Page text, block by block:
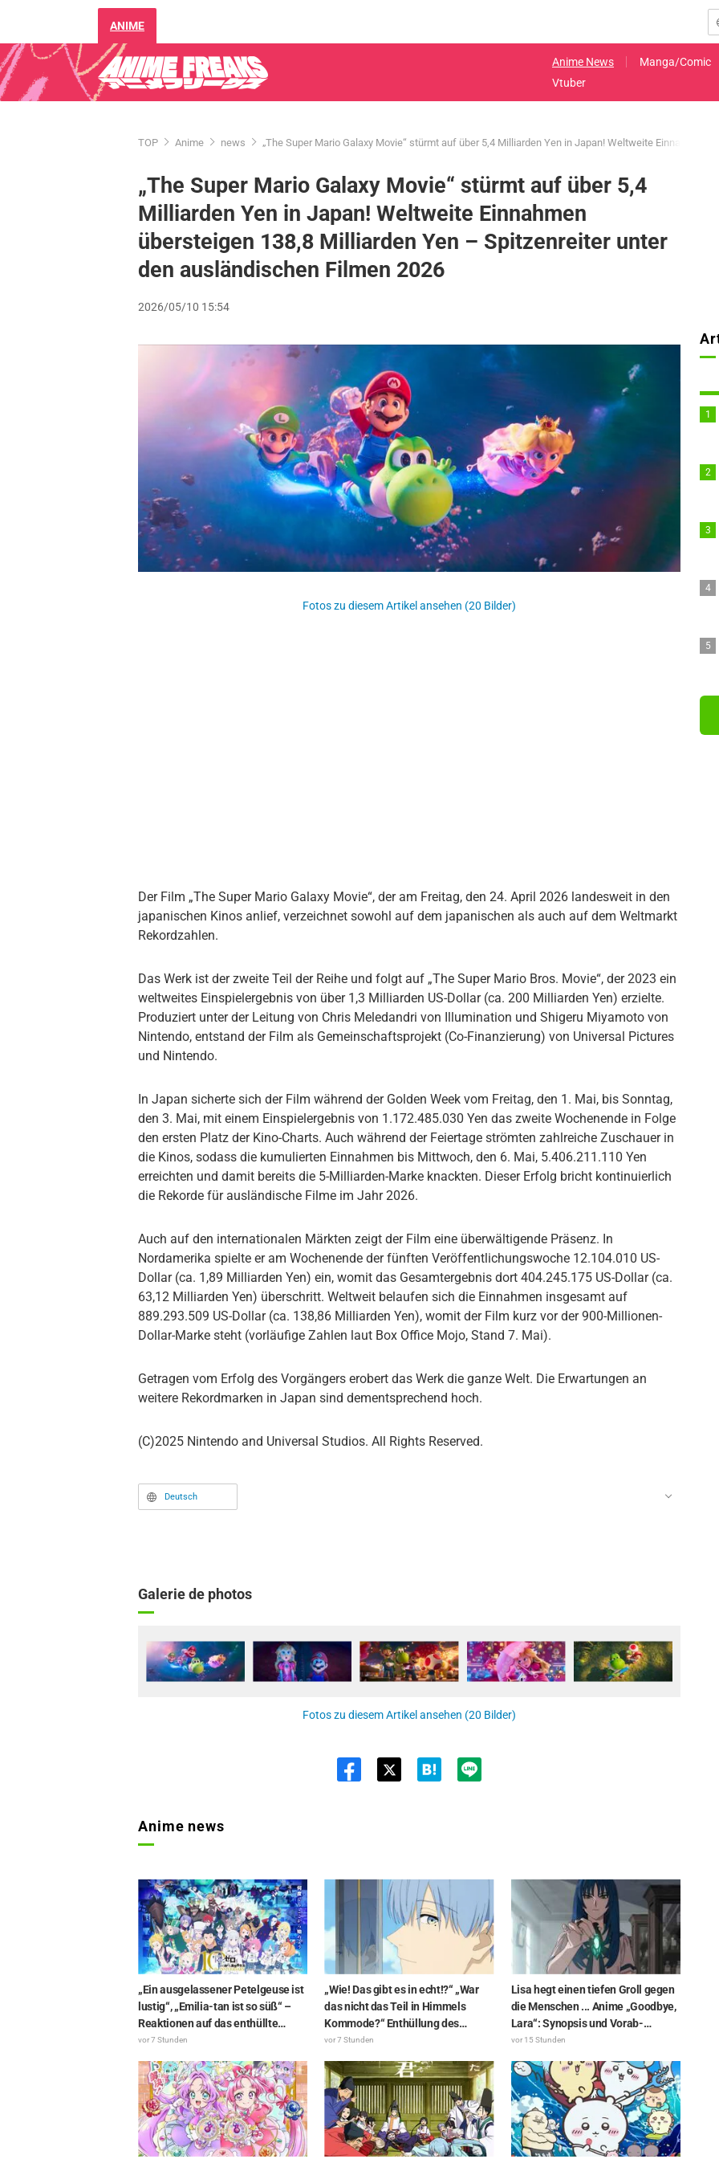
ANIME
Anime News Manga/Comic
Vtuber
TOP Anime news „The Super Mario Galaxy Movie“ stürmt auf über 5,4 Milliarden Yen in Japan! Weltweite
„The Super Mario Galaxy Movie“ stürmt auf über 5,4
Milliarden Yen in Japan! Weltweite Einnahmen
übersteigen 138,8 Milliarden Yen – Spitzenreiter unter
den ausländischen Filmen 2026
2026/05/10 15:54
Fotos zu diesem Artikel ansehen (20 Bilder)
Der Film „The Super Mario Galaxy Movie“, der am Freitag, den 24. April 2026 landesweit in den
japanischen Kinos anlief, verzeichnet sowohl auf dem japanischen als auch auf dem Weltmarkt
Rekordzahlen.
Das Werk ist der zweite Teil der Reihe und folgt auf „The Super Mario Bros. Movie“, der 2023 ein
weltweites Einspielergebnis von über 1,3 Milliarden US-Dollar (ca. 200 Milliarden Yen) erzielte.
Produziert unter der Leitung von Chris Meledandri von Illumination und Shigeru Miyamoto von
Nintendo, entstand der Film als Gemeinschaftsprojekt (Co-Finanzierung) von Universal Pictures
und Nintendo.
In Japan sicherte sich der Film während der Golden Week vom Freitag, den 1. Mai, bis Sonntag,
den 3. Mai, mit einem Einspielergebnis von 1.172.485.030 Yen das zweite Wochenende in Folge
den ersten Platz der Kino-Charts. Auch während der Feiertage strömten zahlreiche Zuschauer in
die Kinos, sodass die kumulierten Einnahmen bis Mittwoch, den 6. Mai, 5.406.211.110 Yen
erreichten und damit bereits die 5-Milliarden-Marke knackten. Dieser Erfolg bricht kontinuierlich
die Rekorde für ausländische Filme im Jahr 2026.
Auch auf den internationalen Märkten zeigt der Film eine überwältigende Präsenz. In
Nordamerika spielte er am Wochenende der fünften Veröffentlichungswoche 12.104.010 US-
Dollar (ca. 1,89 Milliarden Yen) ein, womit das Gesamtergebnis dort 404.245.175 US-Dollar (ca.
63,12 Milliarden Yen) überschritt. Weltweit belaufen sich die Einnahmen insgesamt auf
889.293.509 US-Dollar (ca. 138,86 Milliarden Yen), womit der Film kurz vor der 900-Millionen-
Dollar-Marke steht (vorläufige Zahlen laut Box Office Mojo, Stand 7. Mai).
Getragen vom Erfolg des Vorgängers erobert das Werk die ganze Welt. Die Erwartungen an
weitere Rekordmarken in Japan sind dementsprechend hoch.
(C)2025 Nintendo and Universal Studios. All Rights Reserved.
Deutsch
Galerie de photos
Fotos zu diesem Artikel ansehen (20 Bilder)
Anime news
„Ein ausgelassener Petelgeuse ist
lustig“, „Emilia-tan ist so süß“ –
Reaktionen auf das enthüllte
Visuelle zum Event anlässlich des
„Re:ZERO -Starting Life in Another
World-“
vor 7 Stunden
„Wie! Das gibt es in echt!?“ „War
das nicht das Teil in Himmels
Kommode?“ Enthüllung des
„Horns des Dunklen Drachen“ aus
Ende der Reise“ versetzt Fans in
Erstaunen
vor 7 Stunden
Lisa hegt einen tiefen Groll gegen
die Menschen ... Anime „Goodbye,
Lara“: Synopsis und Vorab-
Screenshots zu Folge 6
vor 15 Stunden